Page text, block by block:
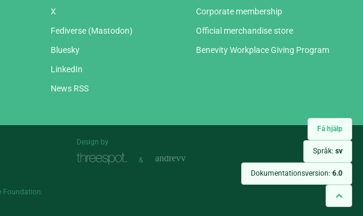
Få hjälp
Språk: sv
Dokumentationsversion: 6.0
X
Fediverse (Mastodon)
Bluesky
LinkedIn
News RSS
Corporate membership
Official merchandise store
Benevity Workplace Giving Program
Design by
&
Foundation.